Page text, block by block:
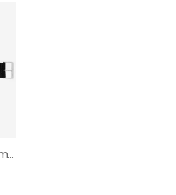
Textilní remienok 22mm 41330-04